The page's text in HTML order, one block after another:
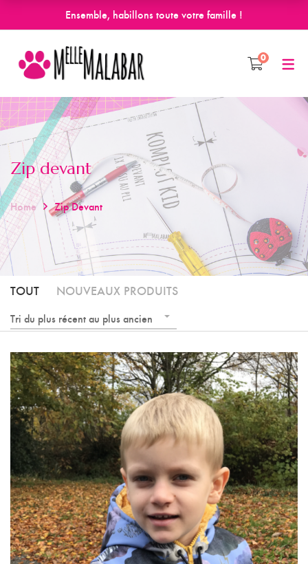
Ensemble, habillons toute votre famille !
0
Zip devant
Home Zip Devant
TOUT NOUVEAUX PRODUITS
Tri du plus récent au plus ancien